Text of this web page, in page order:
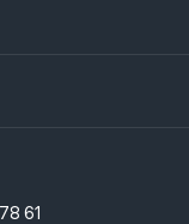
UAE
в Дубае
61